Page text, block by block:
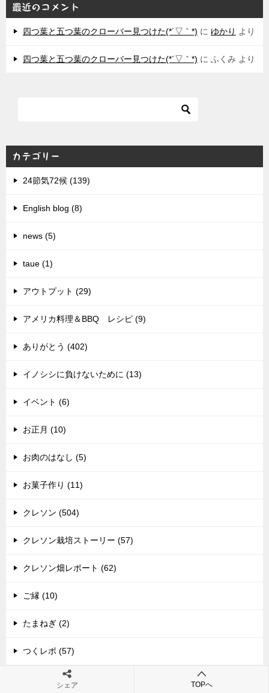
最近のコメント
四つ葉と五つ葉のクローバー見つけた(*´▽｀*) に ゆかり より
四つ葉と五つ葉のクローバー見つけた(*´▽｀*) に ふくみ より
カテゴリー
24節気72候 (139)
English blog (8)
news (5)
taue (1)
アウトプット (29)
アメリカ料理＆BBQ レシピ (9)
ありがとう (402)
イノシシに負けないために (13)
イベント (6)
お正月 (10)
お肉のはなし (5)
お菓子作り (11)
クレソン (504)
クレソン栽培ストーリー (57)
クレソン畑レポート (62)
ご縁 (10)
たまねぎ (2)
つくレポ (57)
ドライパクチー (8)
シェア TOPへ